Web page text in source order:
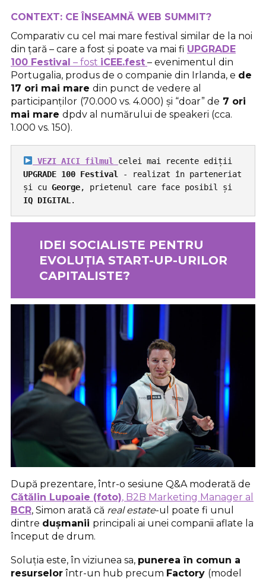
CONTEXT: CE ÎNSEAMNĂ WEB SUMMIT?
Comparativ cu cel mai mare festival similar de la noi
din țară – care a fost și poate va mai fi UPGRADE
100 Festival – fost iCEE.fest – evenimentul din
Portugalia, produs de o companie din Irlanda, e de
17 ori mai mare din punct de vedere al
participanților (70.000 vs. 4.000) și “doar” de 7 ori
mai mare dpdv al numărului de speakeri (cca.
1.000 vs. 150).
VEZI AICI filmul
UPGRADE 100 Festival
- realizat în parteneriat
și cu George, prietenul care face posibil și
IQ DIGITAL .
IDEI SOCIALISTE PENTRU
EVOLUȚIA START-UP-URILOR
CAPITALISTE?
După prezentare, într-o sesiune Q&A moderată de
Cătălin Lupoaie (foto), B2B Marketing Manager al
BCR, Simon arată că real estate-ul poate fi unul
dintre dușmanii principali ai unei companii aflate la
început de drum.
Soluția este, în viziunea sa, punerea în comun a
resurselor într-un hub precum Factory (model